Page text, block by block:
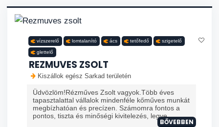
vízszerelő lomtalanító ács tetőfedő szigetelő
glettelő
REZMUVES ZSOLT
Kiszállok egész Sarkad területén
Üdvözlöm!Rézműves Zsolt vagyok.Több éves
tapasztalattal vállalok mindenféle kőműves munkát
megbízhatóan és precízen. Számomra fontos a
pontos, tiszta és minőségi kivitelezés, legye...
BŐVEBBEN